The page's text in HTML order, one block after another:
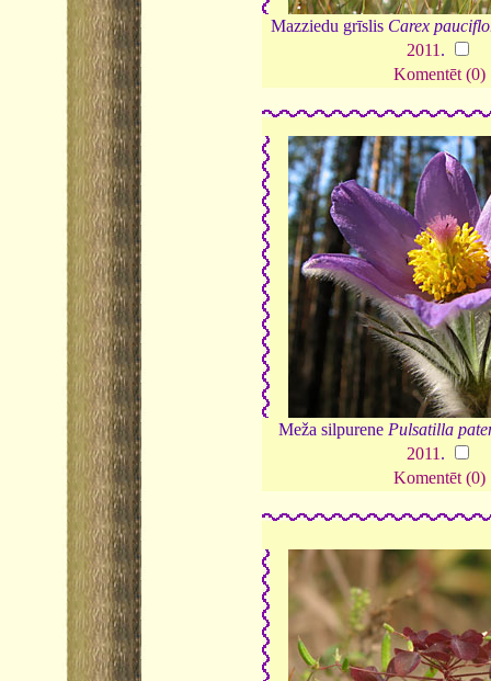
Mazziedu grīslis Carex
2011 .
Komentēt (0)
Meža silpurene Pulsatilla
2011 .
Komentēt (0)